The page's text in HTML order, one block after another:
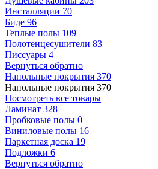
Инсталляции 70
Биде 96
Теплые полы 109
Полотенцесушители 83
Писсуары 4
Вернуться обратно
Напольные покрытия 370
Напольные покрытия 370
Посмотреть все товары
Ламинат 328
Пробковые полы 0
Виниловые полы 16
Паркетная доска 19
Подложки 6
Вернуться обратно